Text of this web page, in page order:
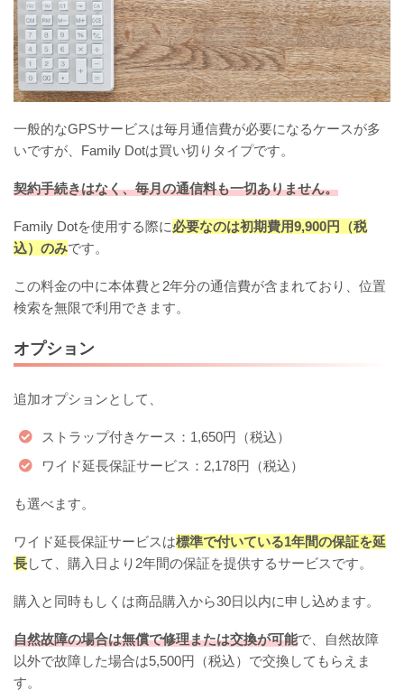
一般的なGPSサービスは毎月通信費が必要になるケースが多
いですが、Family Dotは買い切りタイプです。
契約手続きはなく、毎月の通信料も一切ありません。
Family Dotを使用する際に必要なのは初期費用9,900円（税
込）のみです。
この料金の中に本体費と2年分の通信費が含まれており、位置
検索を無限で利用できます。
オプション
追加オプションとして、
ストラップ付きケース：1,650円（税込）
ワイド延長保証サービス：2,178円（税込）
も選べます。
ワイド延長保証サービスは標準で付いている1年間の保証を延
長して、購入日より2年間の保証を提供するサービスです。
購入と同時もしくは商品購入から30日以内に申し込めます。
自然故障の場合は無償で修理または交換が可能で、自然故障
以外で故障した場合は5,500円（税込）で交換してもらえま
す。